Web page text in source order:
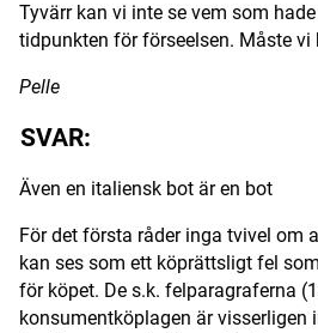
Tyvärr kan vi inte se vem som
tidpunkten för förseelsen. Måste vi
Pelle
SVAR:
Även en italiensk bot är en bot
För det första råder inga tvivel om
kan ses som ett köprättsligt fel
för köpet. De s.k. felparagraferna
konsumentköplagen är visserligen